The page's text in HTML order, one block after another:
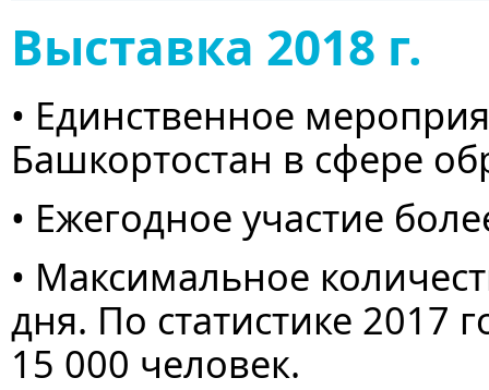
Выставка 2018 г.
• Единственное
Башкортостан в сфере
• Ежегодное участие
• Максимальное
дня. По статистике 2017
15 000 человек.